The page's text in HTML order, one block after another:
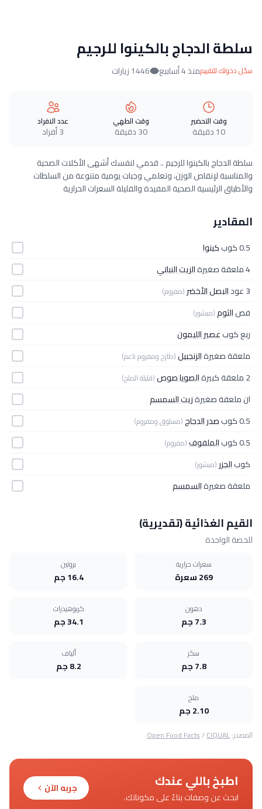
سلطة الدجاج بالكينوا للرجيم
سجّل دخولك للتقييممنذ 4 أسابيع 1446 زيارات
وقت التحضير
10 دقيقة
وقت الطهي
30 دقيقة
عدد الافراد
3 أفراد
سلطة الدجاج بالكينوا للرجيم .. قدمي لنفسك أشهى الأكلات الصحية
والمناسبة لإنقاص الوزن، وتعلمي وجبات يومية متنوعة من السلطات
والأطباق الرئيسية الصحية المفيدة والقليلة السعرات الحرارية
المقادير
0.5 كوب
كينوا
4 ملعقة صغيرة
الزيت النباتي
3 عود
البصل الأخضر (مفروم)
فصالثوم(مبشور)
ربع كوبعصير الليمون
ملعقة صغيرةالزنجبيل(طازج ومفروم ناعم)
2 ملعقة كبيرة الصويا صوص(قليلة الملح)
ان ملعقة صغيرةزيت السمسم
0.5 كوب
صدر الدجاج(مسلوق ومفروم)
0.5 كوب الملفوف(مفروم)
كوبالجزر (مبشور)
ملعقة صغيرةالسمسم
القيم الغذائية (تقديرية)
للحصة الواحدة
سعرات حرارية
269 سعرة
بروتين
16.4 جم
دهون
7.3 جم
كربوهيدرات
34.1 جم
سكر
7.8 جم
ألياف
8.2 جم
ملح
2.10 جم
المصدر: Open Food Facts/CIQUAL
اطبخ باللي عندك
ابحث عن وصفات بناءً على مكوناتك.
جربه الآن